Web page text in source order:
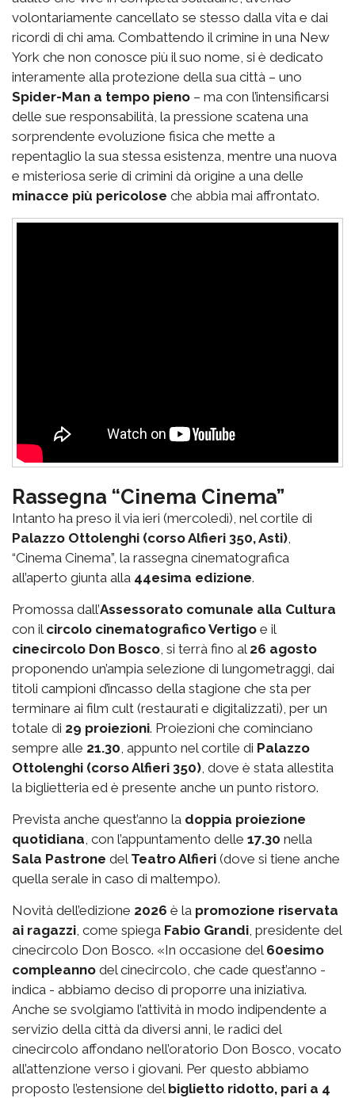
volontariamente cancellato se stesso dalla vita e dai
ricordi di chi ama. Combattendo il crimine in una New
York che non conosce più il suo nome, si è dedicato
interamente alla protezione della sua città – uno
Spider-Man a tempo pieno – ma con l’intensificarsi
delle sue responsabilità, la pressione scatena una
sorprendente evoluzione fisica che mette a
repentaglio la sua stessa esistenza, mentre una nuova
e misteriosa serie di crimini dà origine a una delle
minacce più pericolose che abbia mai affrontato.
Rassegna “Cinema Cinema”
Intanto ha preso il via ieri (mercoledì), nel cortile di
Palazzo Ottolenghi (corso Alfieri 350, Asti),
“Cinema Cinema”, la rassegna cinematografica
all’aperto giunta alla 44esima edizione.
Promossa dall’Assessorato comunale alla Cultura
con il circolo cinematografico Vertigo e il
cinecircolo Don Bosco, si terrà fino al 26 agosto
proponendo un’ampia selezione di lungometraggi, dai
titoli campioni d’incasso della stagione che sta per
terminare ai film cult (restaurati e digitalizzati), per un
totale di 29 proiezioni. Proiezioni che cominciano
sempre alle 21.30, appunto nel cortile di Palazzo
Ottolenghi (corso Alfieri 350), dove è stata allestita
la biglietteria ed è presente anche un punto ristoro.
Prevista anche quest’anno la doppia proiezione
quotidiana, con l’appuntamento delle 17.30 nella
Sala Pastrone del Teatro Alfieri (dove si tiene anche
quella serale in caso di maltempo).
Novità dell’edizione 2026 è la promozione riservata
ai ragazzi, come spiega Fabio Grandi, presidente del
cinecircolo Don Bosco. «In occasione del 60esimo
compleanno del cinecircolo, che cade quest’anno -
indica - abbiamo deciso di proporre una iniziativa.
Anche se svolgiamo l’attività in modo indipendente a
servizio della città da diversi anni, le radici del
cinecircolo affondano nell’oratorio Don Bosco, vocato
all’attenzione verso i giovani. Per questo abbiamo
proposto l’estensione del biglietto ridotto, pari a 4